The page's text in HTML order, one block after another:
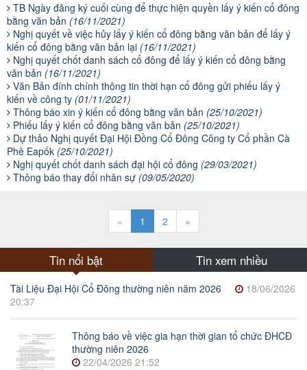
TB Ngày đăng ký cuối cùng để thực hiện quyền lấy ý kiến cổ đông
bằng văn bản (16/11/2021)
Nghị quyết về việc hủy lấy ý kiến cổ đông bằng văn bản để lấy ý
kiến cổ đông bằng văn bản lại (16/11/2021)
Nghị quyết chốt danh sách cổ đông để lấy ý kiến cổ đông bằng
văn bản (16/11/2021)
Văn Bản đính chính thông tin thời hạn cổ đông gửi phiếu lấy ý
kiến về công ty (01/11/2021)
Thông báo xin ý kiến cổ đông bằng văn bản (25/10/2021)
Phiếu lấy ý kiến cổ đông bằng văn bản (25/10/2021)
Dự thảo Nghị quyết Đại Hội Đồng Cổ Đông Công ty Cổ phần Cà
Phê Eapốk (25/10/2021)
Nghị quyết chốt danh sách đại hội cổ đông (29/03/2021)
Thông báo thay đổi nhân sự (09/05/2020)
« 1 2 »
Tin nổi bật Tin xem nhiều
Tài Liệu Đại Hội Cổ Đông thường niên năm 2026
18/06/2026
20:37
Thông báo về việc gia hạn thời gian tổ chức ĐHCĐ
thường niên 2026
22/04/2026 21:52